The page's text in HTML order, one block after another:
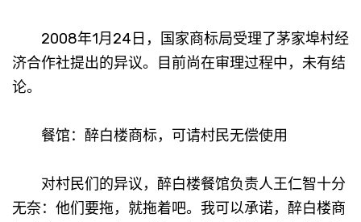
2008年1月24日，国家商标局受理了茅家埠村经
济合作社提出的异议。目前尚在审理过程中，未有结
论。
餐馆：醉白楼商标，可请村民无偿使用
对村民们的异议，醉白楼餐馆负责人王仁智十分
无奈：他们要拖，就拖着吧。我可以承诺，醉白楼商